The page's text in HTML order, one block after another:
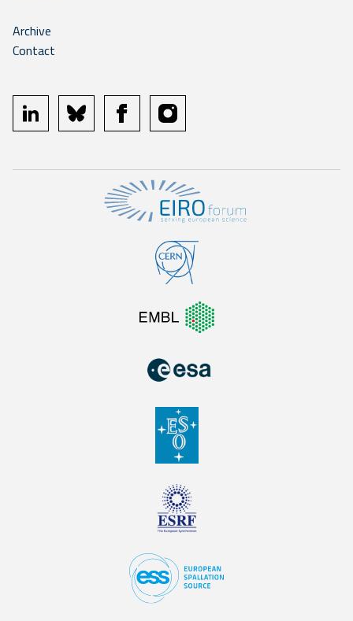
Archive
Contact
linkedin bluesky facebookinstagram